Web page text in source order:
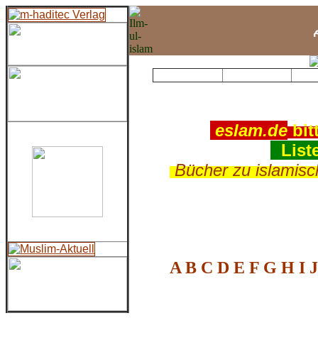
eslam.de
.Bücher zu
A B C D E F G H I J